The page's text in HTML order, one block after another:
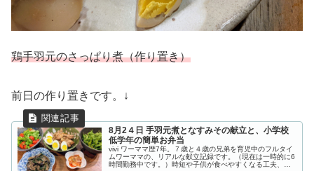
鶏手羽元のさっぱり煮（作り置き）
前日の作り置きです。↓
8月2４日 手羽元煮となすみその献立と、小学校
低学年の簡単お弁当
vivi ワーママ歴7年。７歳と４歳の兄弟を育児中のフルタイ
ムワーママの、リアルな献立記録です。（現在は一時的に6
時間勤務中です。）時短や子供が食べやすくなる工夫、簡